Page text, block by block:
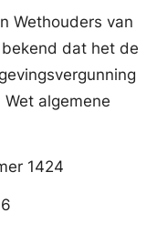
Wethouders van
dat het de
algemene
1424